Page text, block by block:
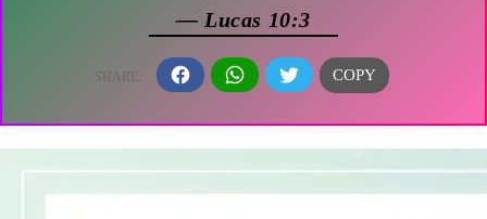
— Lucas 10:3